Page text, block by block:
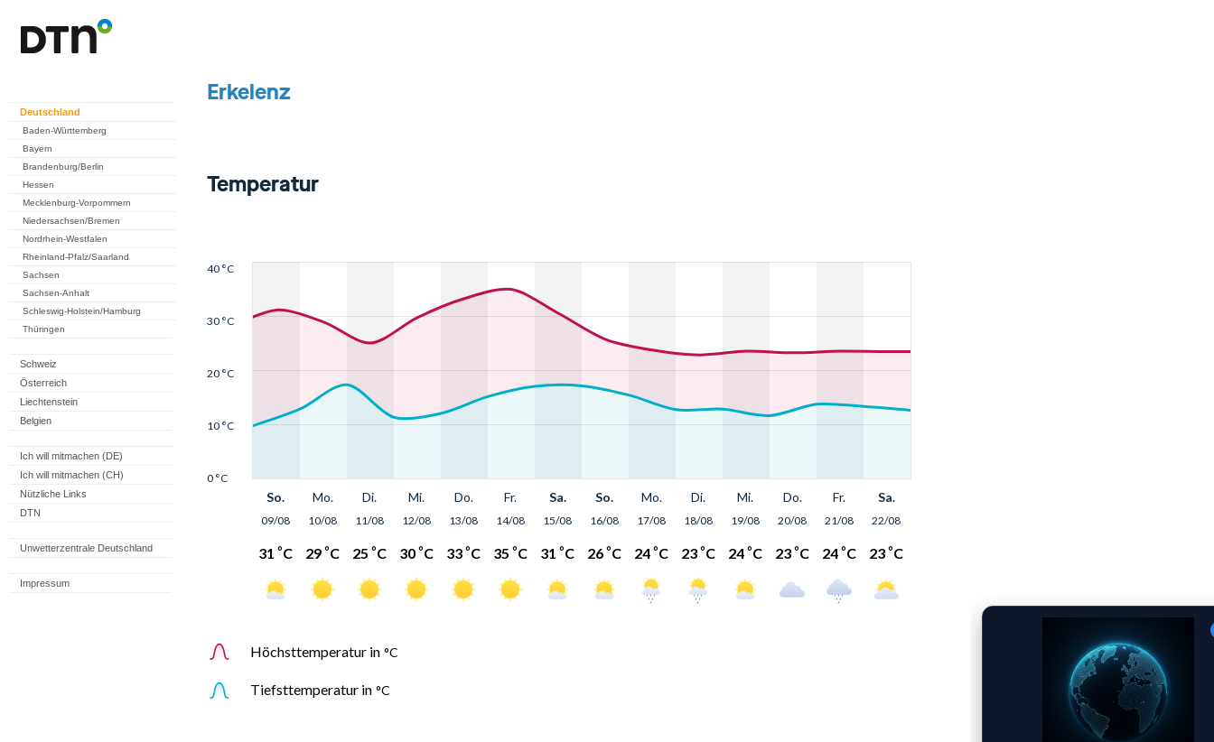
Deutschland
Baden-Württemberg
Bayern
Brandenburg/Berlin
Hessen
Mecklenburg-Vorpommern
Niedersachsen/Bremen
Nordrhein-Westfalen
Rheinland-Pfalz/Saarland
Sachsen
Sachsen-Anhalt
Schleswig-Holstein/Hamburg
Thüringen
Schweiz
Österreich
Liechtenstein
Belgien
Ich will mitmachen (DE)
Ich will mitmachen (CH)
Nützliche Links
DTN
Unwetterzentrale Deutschland
Impressum